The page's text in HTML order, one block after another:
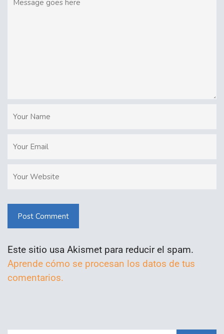
Post Comment
Este sitio usa Akismet para reducir el spam.
Aprende cómo se procesan los datos de tus
comentarios.